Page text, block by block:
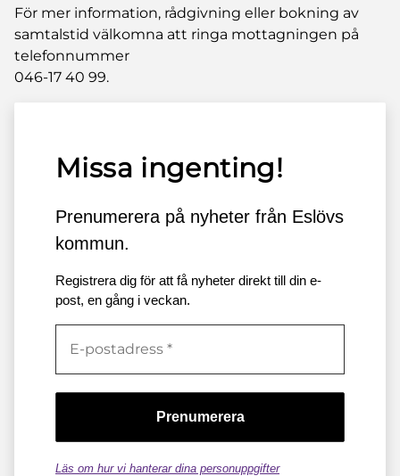
För mer information, rådgivning eller bokning av
samtalstid välkomna att ringa mottagningen på
telefonnummer
046-17 40 99.
Missa ingenting!
Prenumerera på nyheter från Eslövs
kommun.
Registrera dig för att få nyheter direkt till din e-
post, en gång i veckan.
Läs om hur vi hanterar dina personuppgifter